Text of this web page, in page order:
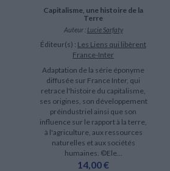
Capitalisme, une histoire de la
Terre
Auteur : Lucie Sarfaty
Éditeur(s) : Les Liens qui libèrent
France-Inter
Adaptation de la série éponyme
diffusée sur France Inter, qui
retrace l'histoire du capitalisme,
ses origines, son développement
préindustriel ainsi que son
influence sur le rapport à la terre,
à l'agriculture, aux ressources
naturelles et aux sociétés
humaines. ©Ele...
14,00 €